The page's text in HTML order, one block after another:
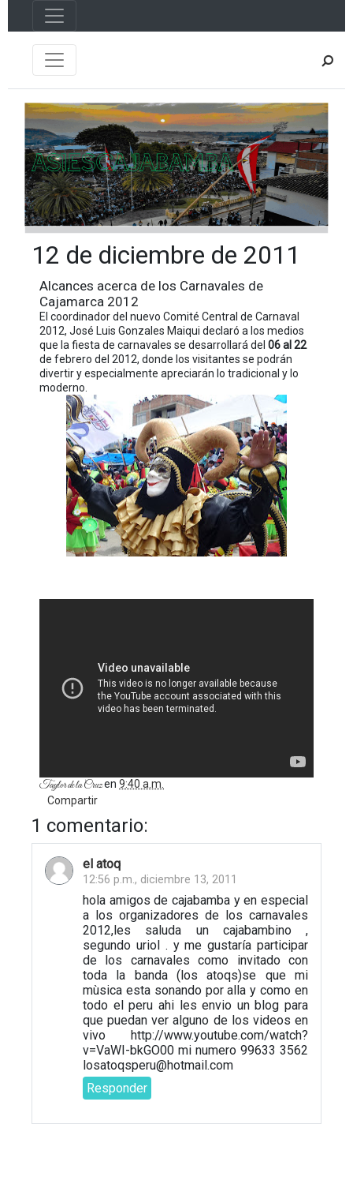
12 de diciembre de 2011
Alcances acerca de los Carnavales de
Cajamarca 2012
El coordinador del nuevo Comité Central de Carnaval
2012, José Luis Gonzales Maiqui declaró a los medios
que la fiesta de carnavales se desarrollará del 06 al 22
de febrero del 2012, donde los visitantes se podrán
divertir y especialmente apreciarán lo tradicional y lo
moderno.
Taylor de la Cruzen 9:40 a.m.
Compartir
1 comentario:
el atoq
12:56 p.m., diciembre 13, 2011
hola amigos de cajabamba y en especial
a los organizadores de los carnavales
2012,les saluda un cajabambino ,
segundo uriol . y me gustaría participar
de los carnavales como invitado con
toda la banda (los atoqs)se que mi
mùsica esta sonando por alla y como en
todo el peru ahi les envio un blog para
que puedan ver alguno de los videos en
vivo http://www.youtube.com/watch?
v=VaWI-bkGO00 mi numero 99633 3562
losatoqsperu@hotmail.com
Responder